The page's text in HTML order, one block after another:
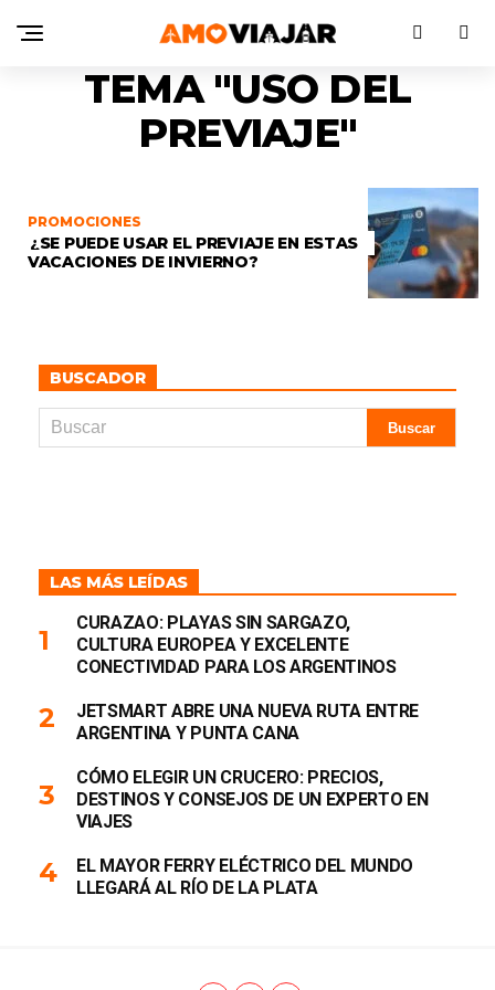
TEMA "USO DEL
PREVIAJE"
PROMOCIONES
¿SE PUEDE USAR EL PREVIAJE EN ESTAS
VACACIONES DE INVIERNO?
BUSCADOR
LAS MÁS LEÍDAS
CURAZAO: PLAYAS SIN SARGAZO,
CULTURA EUROPEA Y EXCELENTE
CONECTIVIDAD PARA LOS ARGENTINOS
JETSMART ABRE UNA NUEVA RUTA ENTRE
ARGENTINA Y PUNTA CANA
CÓMO ELEGIR UN CRUCERO: PRECIOS,
DESTINOS Y CONSEJOS DE UN EXPERTO EN
VIAJES
EL MAYOR FERRY ELÉCTRICO DEL MUNDO
LLEGARÁ AL RÍO DE LA PLATA